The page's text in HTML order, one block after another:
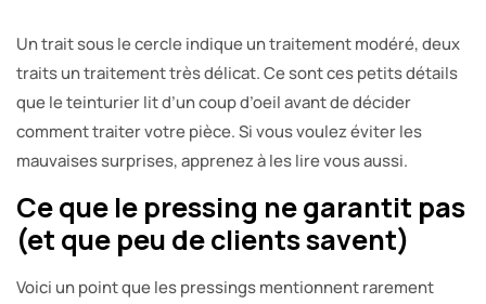
Un trait sous le cercle indique un traitement modéré, deux
traits un traitement très délicat. Ce sont ces petits détails
que le teinturier lit d’un coup d’oeil avant de décider
comment traiter votre pièce. Si vous voulez éviter les
mauvaises surprises, apprenez à les lire vous aussi.
Ce que le pressing ne garantit pas
(et que peu de clients savent)
Voici un point que les pressings mentionnent rarement